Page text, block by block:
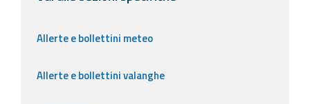
Contatti
Allerte e bollettini meteo
Allerte e bollettini valanghe